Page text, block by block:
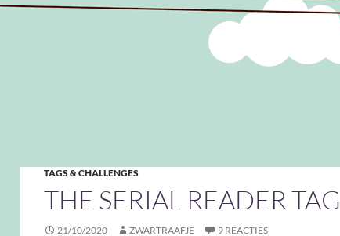
TAGS & CHALLENGES
THE SERIAL READER TAG
21/10/2020 ZWARTRAAFJE 9 REACTIES